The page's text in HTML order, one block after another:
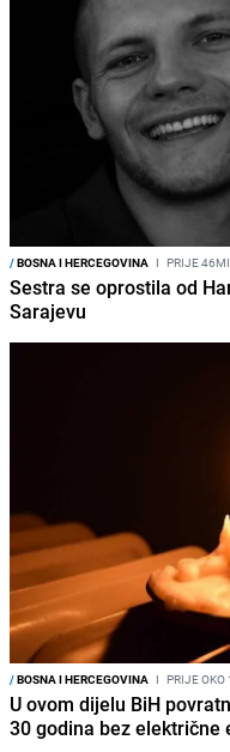
/BOSNA I HERCEGOVINA I PRIJE
Sestra se oprostila od
Sarajevu
/BOSNA I HERCEGOVINA I PRIJE OKO
U ovom dijelu BiH
30 godina bez električne